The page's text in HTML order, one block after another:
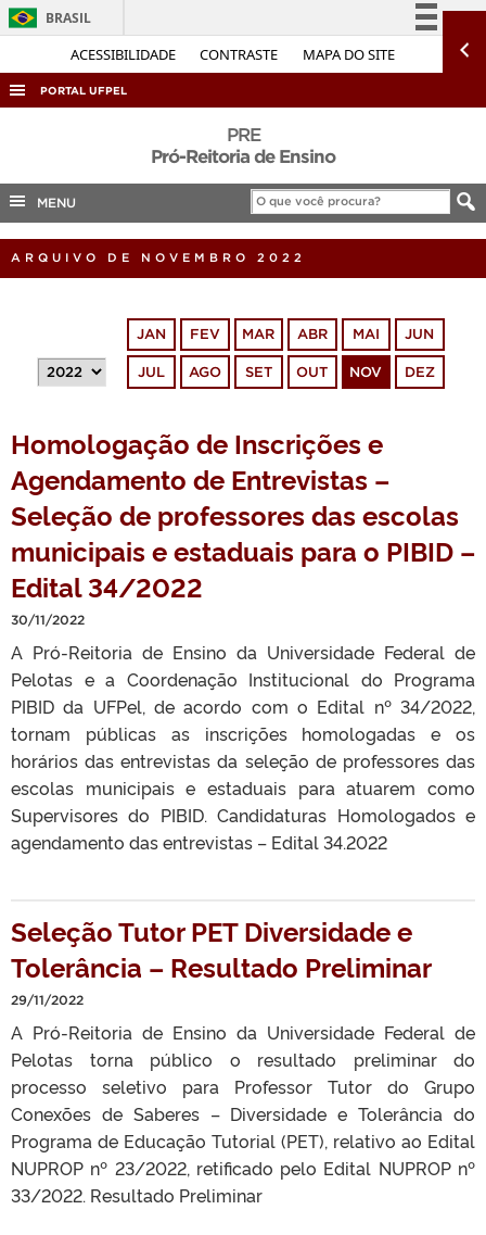
ACESSIBILIDADE CONTRASTE MAPA DO SITE
BRASIL
Simplifique!
Acesso à informação
Legislação
Canais
PORTAL UFPEL
COBALTO
CONCURSOS
PORTARIAS
PRE
Pró-Reitoria de Ensino
MENU
ARQUIVO DE NOVEMBRO 2022
JAN FEV MAR ABR MAI JUN
JUL AGO SET OUT NOV DEZ
Homologação de Inscrições e
Agendamento de Entrevistas –
Seleção de professores das escolas
municipais e estaduais para o PIBID –
Edital 34/2022
30/11/2022
A Pró-Reitoria de Ensino da Universidade Federal de
Pelotas e a Coordenação Institucional do Programa
PIBID da UFPel, de acordo com o Edital nº 34/2022,
tornam públicas as inscrições homologadas e os
horários das entrevistas da seleção de professores das
escolas municipais e estaduais para atuarem como
Supervisores do PIBID. Candidaturas Homologados e
agendamento das entrevistas – Edital 34.2022
Seleção Tutor PET Diversidade e
Tolerância – Resultado Preliminar
29/11/2022
A Pró-Reitoria de Ensino da Universidade Federal de
Pelotas torna público o resultado preliminar do
processo seletivo para Professor Tutor do Grupo
Conexões de Saberes – Diversidade e Tolerância do
Programa de Educação Tutorial (PET), relativo ao Edital
NUPROP nº 23/2022, retificado pelo Edital NUPROP nº
33/2022. Resultado Preliminar